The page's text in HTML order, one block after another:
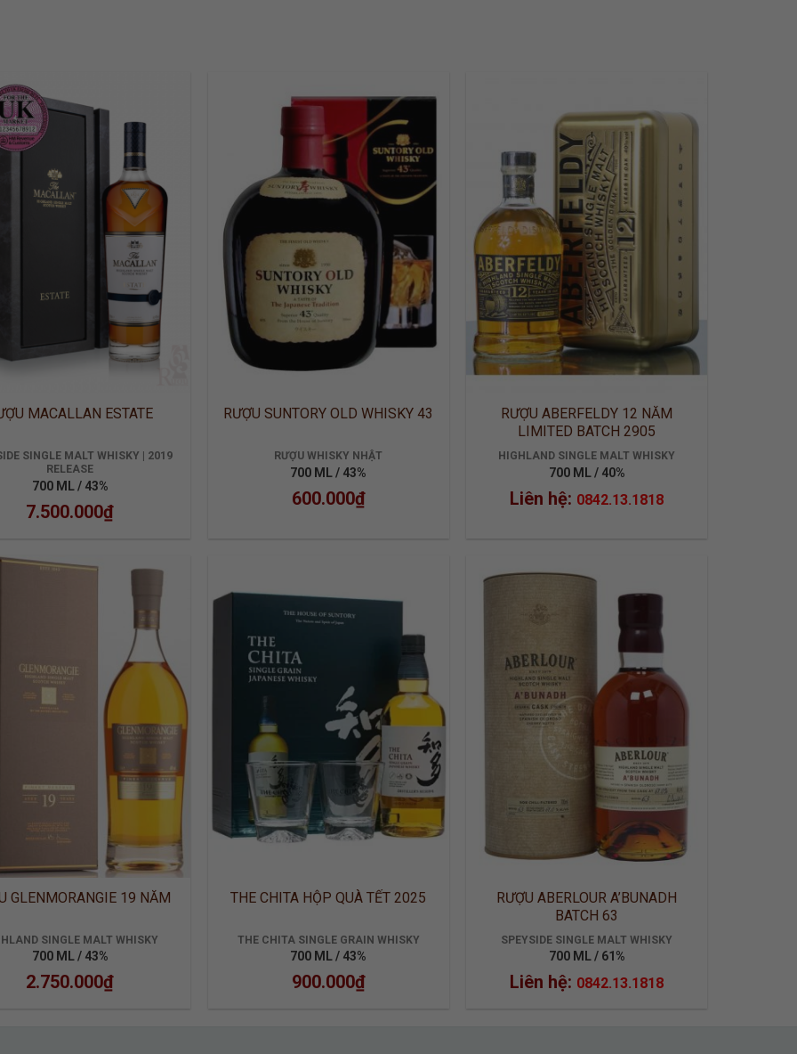
ADD TO
WISHLIST
MACALLAN ESTATE
SINGLE MALT WHISKY | 2019
RELEASE
700 ML / 43%
7.500.000₫
ADD TO
WISHLIST
RƯỢU SUNTORY OLD WHISKY 43
RƯỢU WHISKY NHẬT
700 ML / 43%
600.000₫
WISHLIST
RƯỢU ABERFELDY 12 NĂM
LIMITED BATCH 2905
HIGHLAND SINGLE MALT WHISKY
700 ML / 40%
Liên hệ: 0842.13.1818
ADD TO
WISHLIST
GLENMORANGIE 19 NĂM
SINGLE MALT WHISKY
700 ML / 43%
2.750.000₫
ADD TO
WISHLIST
THE CHITA HỘP QUÀ TẾT 2025
THE CHITA SINGLE GRAIN WHISKY
700 ML / 43%
900.000₫
ADD TO
WISHLIST
RƯỢU ABERLOUR A’BUNADH
BATCH 63
SPEYSIDE SINGLE MALT WHISKY
700 ML / 61%
Liên hệ: 0842.13.1818